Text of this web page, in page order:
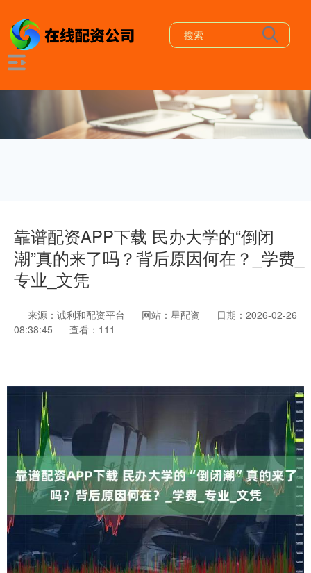
靠谱配资APP下载 民办大学的“倒闭
潮”真的来了吗？背后原因何在？_学费_
专业_文凭
来源：诚利和配资平台 网站：星配资
日期：2026-02-26
08:38:45
查看：111